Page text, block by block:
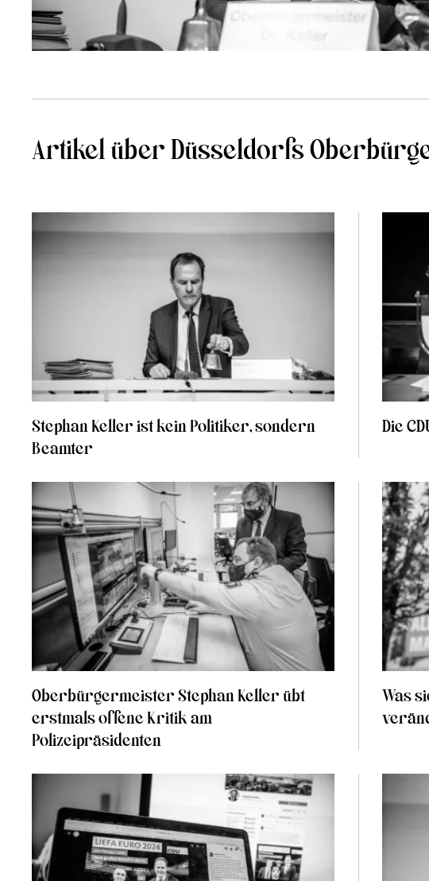
Artikel über Düsseldorfs
Stephan Keller ist kein Politiker, sondern
Beamter
Die
Oberbürgermeister Stephan Keller übt
erstmals offene Kritik am
Polizeipräsidenten
Was